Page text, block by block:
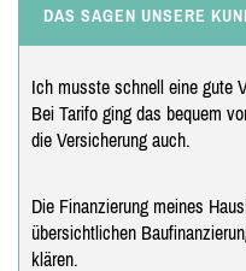
DAS SAGEN UNSERE
Ich musste schnell eine gute
Bei Tarifo ging das bequem
die Versicherung auch.
Die Finanzierung meines
übersichtlichen
klären.